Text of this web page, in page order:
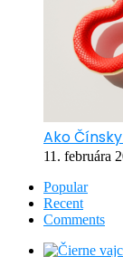
Ako
11. februára
Popular
Recent
Comments